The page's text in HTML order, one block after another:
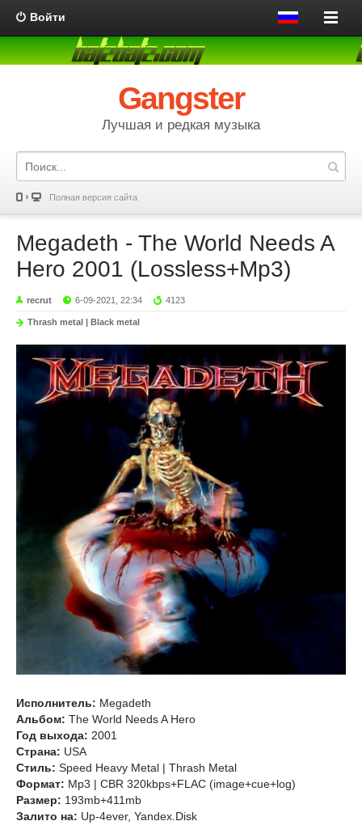
Войти
Gangster
Лучшая и редкая музыка
Полная версия сайта
Megadeth - The World Needs A
Hero 2001 (Lossless+Mp3)
recrut 6-09-2021, 22:34 4123
Thrash metal | Black metal
Исполнитель: Megadeth
Альбом: The World Needs A Hero
Год выхода: 2001
Страна: USA
Стиль: Speed Heavy Metal | Thrash Metal
Формат: Mp3 | CBR 320kbps+FLAC (image+cue+log)
Размер: 193mb+411mb
Залито на: Up-4ever, Yandex.Disk